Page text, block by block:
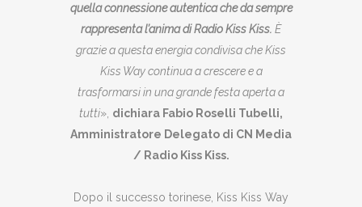
quella connessione autentica che da sempre
rappresenta l’anima di Radio Kiss Kiss. È
grazie a questa energia condivisa che Kiss
Kiss Way continua a crescere e a
trasformarsi in una grande festa aperta a
tutti», dichiara Fabio Roselli Tubelli,
Amministratore Delegato di CN Media
/ Radio Kiss Kiss.
Dopo il successo torinese, Kiss Kiss Way